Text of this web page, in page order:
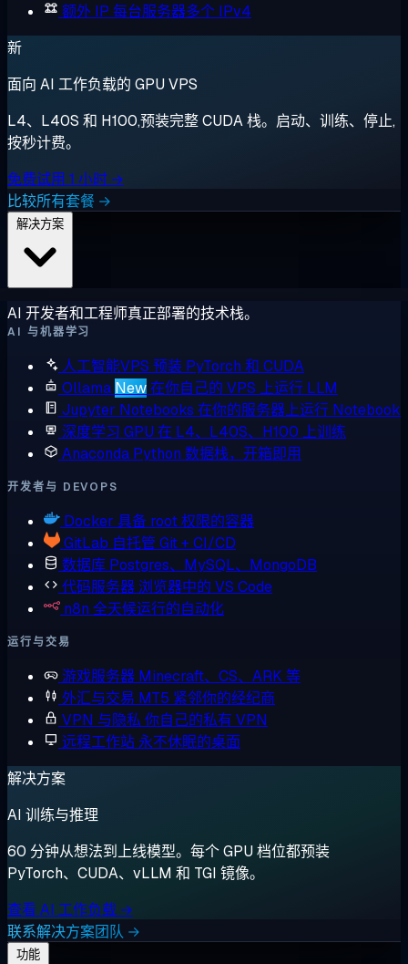
额外 IP 每台服务器多个 IPv4
新
面向 AI 工作负载的 GPU VPS
L4、L40S 和 H100,预装完整 CUDA 栈。启动、训练、停止,
按秒计费。
免费试用 1 小时 →
比较所有套餐 →
AI 开发者和工程师真正部署的技术栈。
AI 与机器学习
人工智能VPS 预装 PyTorch 和 CUDA
Ollama New在你自己的 VPS 上运行 LLM
Jupyter Notebooks 在你的服务器上运行 Notebook
深度学习 GPU 在 L4、L40S、H100 上训练
Anaconda Python 数据栈，开箱即用
开发者与 DEVOPS
Docker 具备 root 权限的容器
GitLab 自托管 Git + CI/CD
数据库 Postgres、MySQL、MongoDB
代码服务器 浏览器中的 VS Code
n8n 全天候运行的自动化
运行与交易
游戏服务器 Minecraft、CS、ARK 等
外汇与交易 MT5 紧邻你的经纪商
VPN 与隐私 你自己的私有 VPN
远程工作站 永不休眠的桌面
解决方案
AI 训练与推理
60 分钟从想法到上线模型。每个 GPU 档位都预装
PyTorch、CUDA、vLLM 和 TGI 镜像。
查看 AI 工作负载 →
联系解决方案团队 →